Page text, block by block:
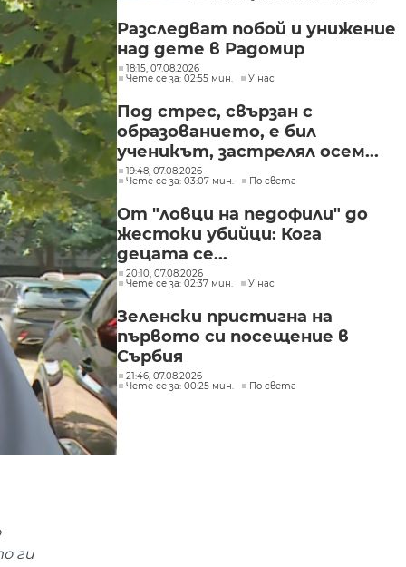
ги
Разследват побой и унижение
над дете в Радомир
18:15, 07.08.2026
Чете се за: 02:55 мин.
У нас
Под стрес, свързан с
образованието, е бил
ученикът, застрелял осем...
19:48, 07.08.2026
Чете се за: 03:07 мин.
По света
От "ловци на педофили" до
жестоки убийци: Кога
децата се...
20:10, 07.08.2026
Чете се за: 02:37 мин.
У нас
Зеленски пристигна на
първото си посещение в
Сърбия
21:46, 07.08.2026
Чете се за: 00:25 мин.
По света